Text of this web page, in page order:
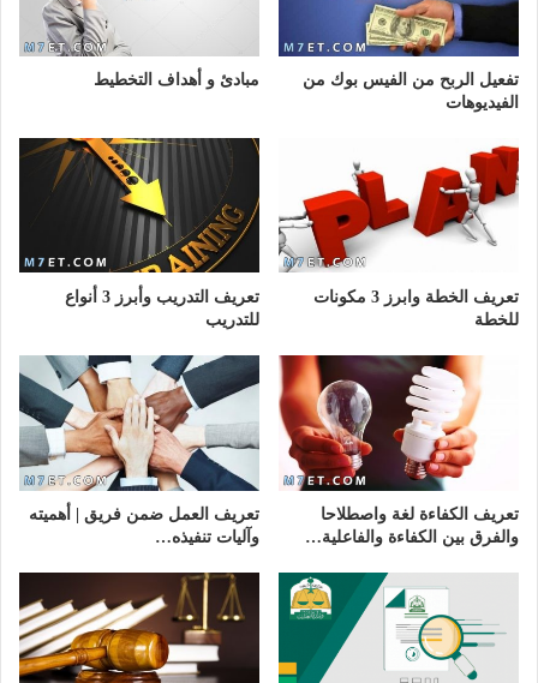
تفعيل الربح من الفيس بوك من
الفيديوهات
مبادئ و أهداف التخطيط
تعريف الخطة وابرز 3 مكونات
للخطة
تعريف التدريب وأبرز 3 أنواع
للتدريب
تعريف الكفاءة لغة واصطلاحا
والفرق بين الكفاءة والفاعلية…
تعريف العمل ضمن فريق | أهميته
وآليات تنفيذه…